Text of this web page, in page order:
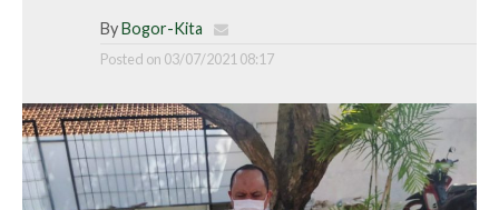
By Bogor-Kita
Posted on 03/07/2021 08:17